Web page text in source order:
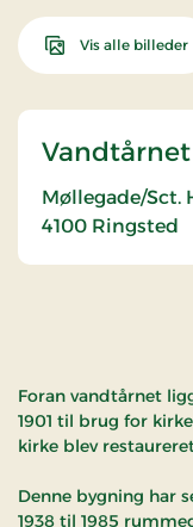
Vandtårnet
Møllegade/Sct.
4100 Ringsted
Vis alle billeder
Foran vandtårnet
1901 til brug for
kirke blev
Denne bygning har
1938 til 1985